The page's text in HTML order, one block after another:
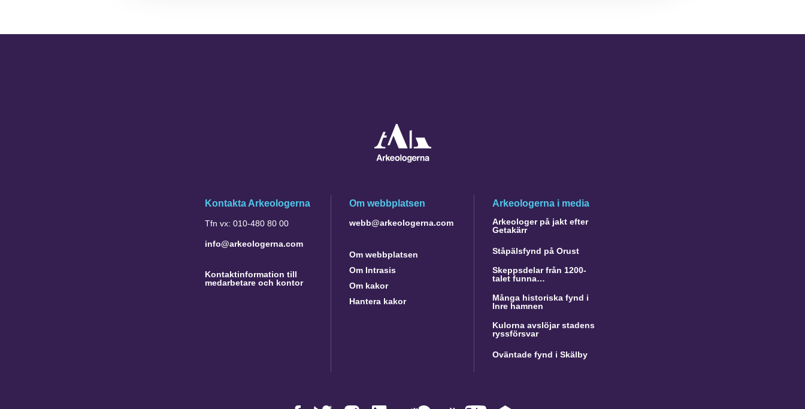
Kontakta Arkeologerna
Tfn vx: 010-480 80 00
info@arkeologerna.com
Kontaktinformation till
medarbetare och kontor
Om webbplatsen
webb@arkeologerna.com
Om webbplatsen
Om Intrasis
Om kakor
Hantera kakor
Arkeologerna i media
Arkeologer på jakt efter
Getakärr
Ståpälsfynd på Orust
Skeppsdelar från 1200-
talet funna…
Många historiska fynd i
Inre hamnen
Kulorna avslöjar stadens
ryssförsvar
Oväntade fynd i Skälby